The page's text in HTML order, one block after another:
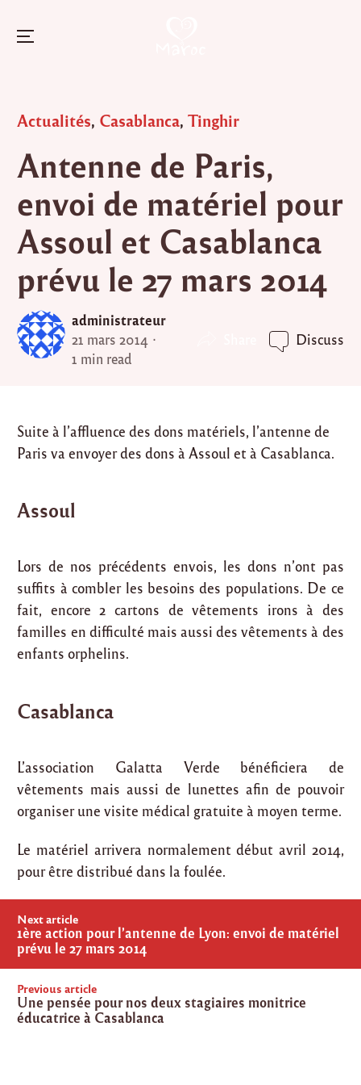
content
Menu
Posted
Actualités, Casablanca,Tinghir
Antenne de Paris,
envoi de matériel pour
Assoul et Casablanca
prévu le 27 mars 2014
administrateur
21 mars 2014
1 min read
Discuss
Suite à l’affluence des dons matériels, l’antenne de
Paris va envoyer des dons à Assoul et à Casablanca.
Assoul
Lors de nos précédents envois, les dons n’ont pas
suffits à combler les besoins des populations. De ce
fait, encore 2 cartons de vêtements irons à des
familles en difficulté mais aussi des vêtements à des
enfants orphelins.
Casablanca
L’association Galatta Verde bénéficiera de
vêtements mais aussi de lunettes afin de pouvoir
organiser une visite médical gratuite à moyen terme.
Le matériel arrivera normalement début avril 2014,
pour être distribué dans la foulée.
Post
navigation
Previous article
Une pensée pour nos deux stagiaires monitrice
éducatrice à Casablanca
Next article
1ère action pour l’antenne de Lyon: envoi de matériel
prévu le 27 mars 2014